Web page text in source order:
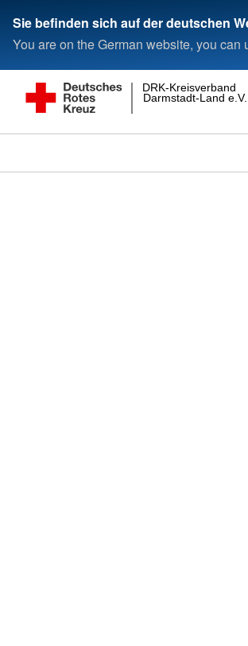
Sie befinden sich auf der deutschen
You are on the German website, you
Darmstadt-Land e.V.
DRK-Kreisverband